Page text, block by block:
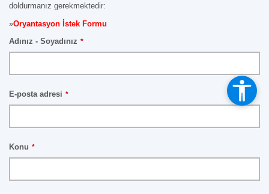
doldurmanız gerekmektedir:
»Oryantasyon İstek Formu
Adınız - Soyadınız *
E-posta adresi *
Konu *